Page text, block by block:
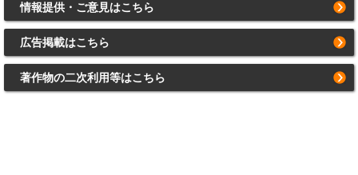
情報提供・ご意見はこちら
広告掲載はこちら
著作物の二次利用等はこちら